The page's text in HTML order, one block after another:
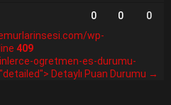
0 0
0
wp-
409
ogretmen-es-durumu-
Detaylı Puan Durumu →